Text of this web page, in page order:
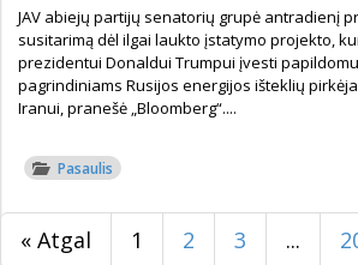
JAV abiejų partijų senatorių grupė antradienį
susitarimą dėl ilgai laukto įstatymo projekto,
prezidentui Donaldui Trumpui įvesti
pagrindiniams Rusijos energijos išteklių
Iranui, pranešė „Bloomberg“....
Pasaulis
« Atgal 1 2 3 ...